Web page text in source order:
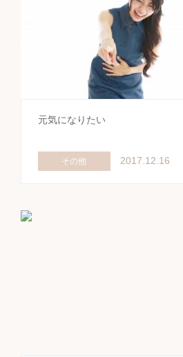
元気になりたい
その他 2017.12.16